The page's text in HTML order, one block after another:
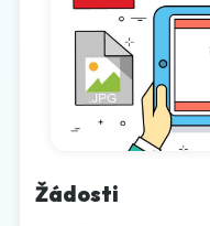
Žádosti